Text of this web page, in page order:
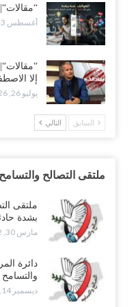
أغسطس 3, 2026
إلا
يوليو 26, 2026
السابق التالي
ملتقى التصالح
ملتقى
بشدة
مارس 30, 2022
دائرة
ديسمبر 14, 2021